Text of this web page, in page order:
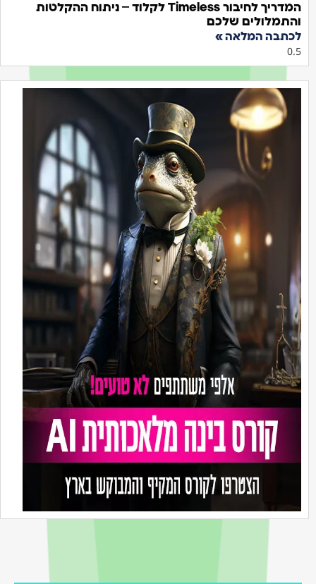
המדריך לחיבור Timeless לקלוד – ניתוח ההקלטות
שלכם
המלאה »